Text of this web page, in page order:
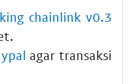
chainlink v0.3
agar transaksi